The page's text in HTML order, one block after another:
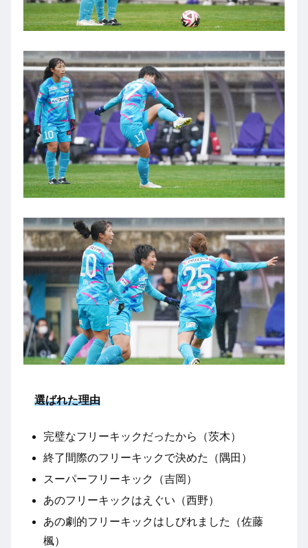
選ばれた理由
完璧なフリーキックだったから（茨木）
終了間際のフリーキックで決めた（隅田）
スーパーフリーキック（吉岡）
あのフリーキックはえぐい（西野）
あの劇的フリーキックはしびれました（佐藤
楓）